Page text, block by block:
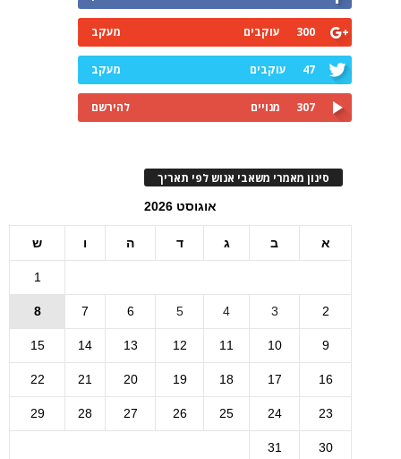
300 עוקבים מעקב
47 עוקבים מעקב
307 מנויים להירשם
סינון מאמרי משאבי אנוש לפי תאריך
אוגוסט 2026
א ב ג ד ה ו ש
1
2
3
4
5
6
7
8
9
10
11
12
13
14
15
16
17
18
19
20
21
22
23
24
25
26
27
28
29
30
31